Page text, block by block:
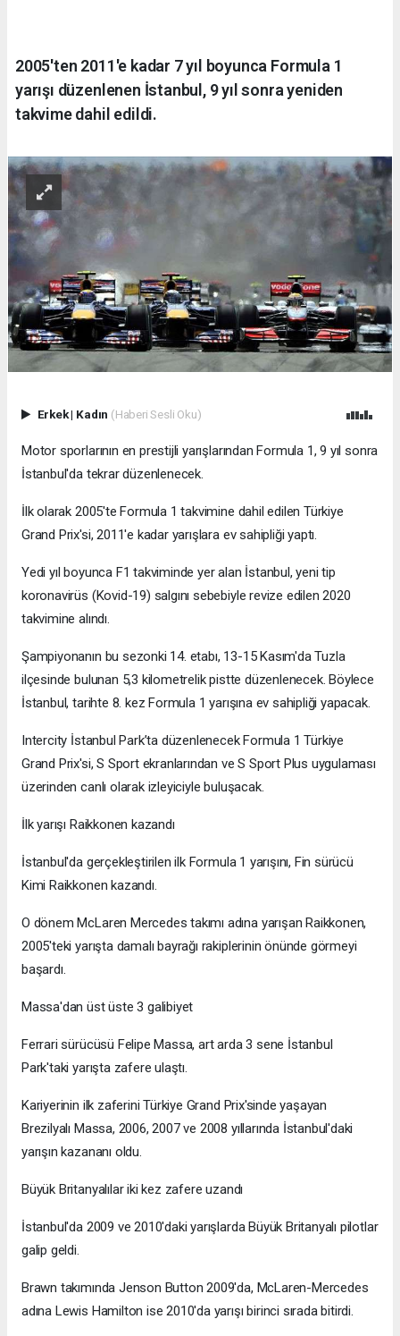
2005'ten 2011'e kadar 7 yıl boyunca Formula 1
yarışı düzenlenen İstanbul, 9 yıl sonra yeniden
takvime dahil edildi.
Erkek| Kadın (Haberi Sesli Oku)
Motor sporlarının en prestijli yarışlarından Formula 1, 9 yıl sonra
İstanbul'da tekrar düzenlenecek.
İlk olarak 2005'te Formula 1 takvimine dahil edilen Türkiye
Grand Prix'si, 2011'e kadar yarışlara ev sahipliği yaptı.
Yedi yıl boyunca F1 takviminde yer alan İstanbul, yeni tip
koronavirüs (Kovid-19) salgını sebebiyle revize edilen 2020
takvimine alındı.
Şampiyonanın bu sezonki 14. etabı, 13-15 Kasım'da Tuzla
ilçesinde bulunan 5,3 kilometrelik pistte düzenlenecek. Böylece
İstanbul, tarihte 8. kez Formula 1 yarışına ev sahipliği yapacak.
Intercity İstanbul Park’ta düzenlenecek Formula 1 Türkiye
Grand Prix'si, S Sport ekranlarından ve S Sport Plus uygulaması
üzerinden canlı olarak izleyiciyle buluşacak.
İlk yarışı Raikkonen kazandı
İstanbul'da gerçekleştirilen ilk Formula 1 yarışını, Fin sürücü
Kimi Raikkonen kazandı.
O dönem McLaren Mercedes takımı adına yarışan Raikkonen,
2005'teki yarışta damalı bayrağı rakiplerinin önünde görmeyi
başardı.
Massa'dan üst üste 3 galibiyet
Ferrari sürücüsü Felipe Massa, art arda 3 sene İstanbul
Park'taki yarışta zafere ulaştı.
Kariyerinin ilk zaferini Türkiye Grand Prix'sinde yaşayan
Brezilyalı Massa, 2006, 2007 ve 2008 yıllarında İstanbul'daki
yarışın kazananı oldu.
Büyük Britanyalılar iki kez zafere uzandı
İstanbul'da 2009 ve 2010'daki yarışlarda Büyük Britanyalı pilotlar
galip geldi.
Brawn takımında Jenson Button 2009'da, McLaren-Mercedes
adına Lewis Hamilton ise 2010'da yarışı birinci sırada bitirdi.